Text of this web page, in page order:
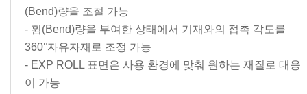
(Bend)량을 조절 가능
- 휨(Bend)량을 부여한 상태에서 기재와의 접촉 각도를
360°자유자재로 조정 가능
- EXP ROLL 표면은 사용 환경에 맞춰 원하는 재질로 대응
이 가능